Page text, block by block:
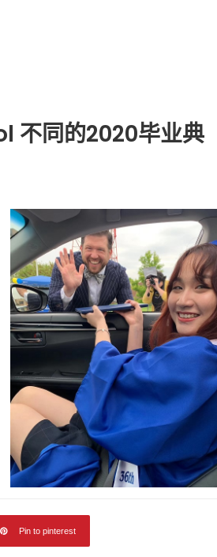
同的2020毕业典
Pin to pinterest
您的数字! 3月21日星期六 上午9点至中午
UM Church 免费健康检查